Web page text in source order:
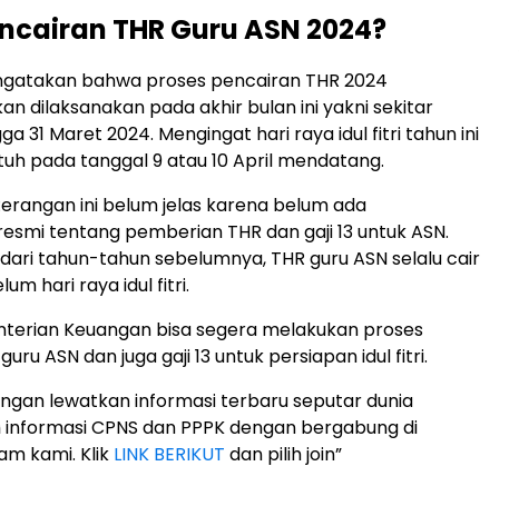
THR Guru ASN 2024?
bahwa proses pencairan THR 2024
dilaksanakan pada akhir bulan ini yakni sekitar
31 Maret 2024. Mengingat hari raya idul fitri tahun ini
pada tanggal 9 atau 10 April mendatang.
ini belum jelas karena belum ada
tentang pemberian THR dan gaji 13 untuk ASN.
tahun-tahun sebelumnya, THR guru ASN selalu cair
hari raya idul fitri.
Keuangan bisa segera melakukan proses
ASN dan juga gaji 13 untuk persiapan idul fitri.
lewatkan informasi terbaru seputar dunia
CPNS dan PPPK dengan bergabung di
kami. Klik LINK BERIKUT dan pilih join”